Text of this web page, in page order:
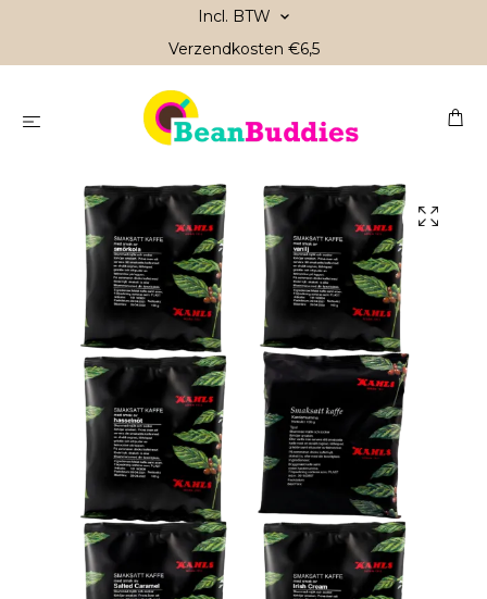
Incl. BTW
Verzendkosten €6,5